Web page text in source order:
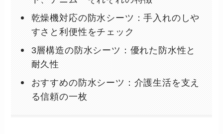
乾燥機対応の防水シーツ：手入れのしや
すさと利便性をチェック
3層構造の防水シーツ：優れた防水性と
耐久性
おすすめの防水シーツ：介護生活を支え
る信頼の一枚